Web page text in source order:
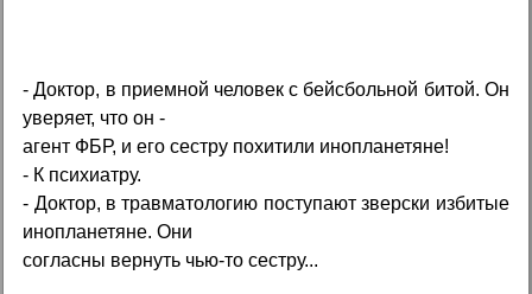
- Доктор, в приемной человек с бейсбольной битой. Он
уверяет, что он -
агент ФБР, и его сестру похитили инопланетяне!
- К психиатру.
- Доктор, в травматологию поступают зверски избитые
инопланетяне. Они
согласны вернуть чью-то сестру...